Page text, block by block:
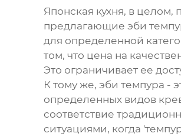
Японская кухня, в
предлагающие эби
для определенной
том, что цена на
Это ограничивает ее
К тому же, эби темпура -
определенных видов
соответствие
ситуациями, когда